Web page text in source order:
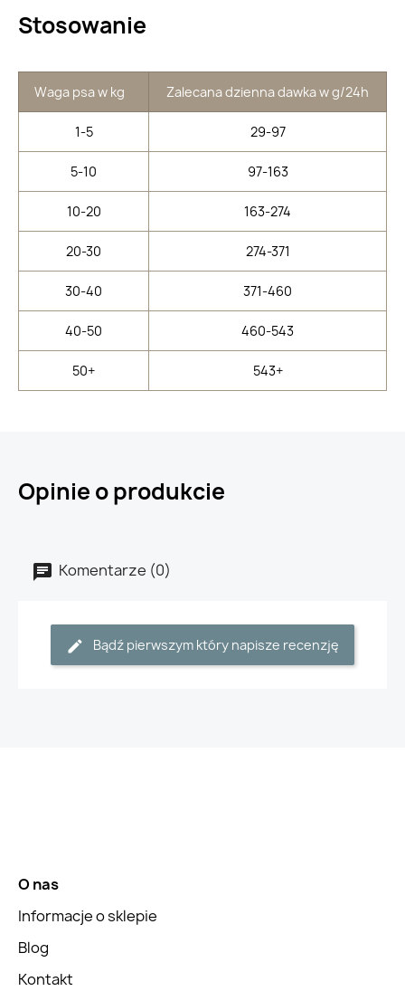
Stosowanie
Waga psa w kg Zalecana dzienna dawka w g/24h
1-5 29-97
5-10 97-163
10-20 163-274
20-30 274-371
30-40 371-460
40-50 460-543
50+ 543+
Opinie o produkcie
Komentarze (0)
Bądź pierwszym który napisze recenzję
O nas
Informacje o sklepie
Blog
Kontakt